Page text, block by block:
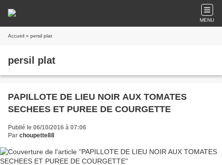
MENU
Accueil » persil plat
persil plat
PAPILLOTE DE LIEU NOIR AUX TOMATES
SECHEES ET PUREE DE COURGETTE
Publié le 06/10/2016 à 07:06
Par choupette88